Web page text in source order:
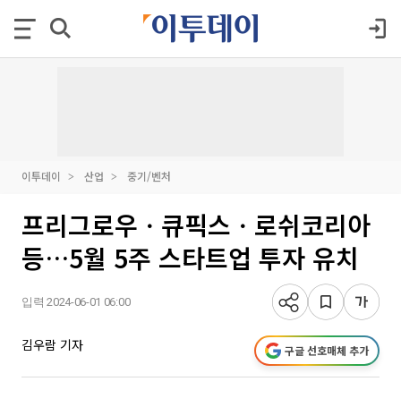
이투데이 산업 중기/벤처
프리그로우ㆍ큐픽스ㆍ로쉬코리아
등…5월 5주 스타트업 투자 유치
입력 2024-06-01 06:00
김우람 기자 구글 선호매체 추가